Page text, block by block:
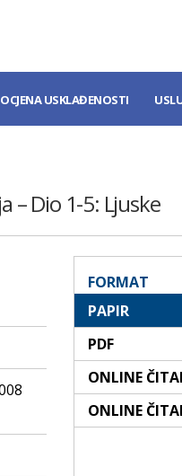
OCJENA USKLAĐENOSTI
– Dio 1-5: Ljuske
FORMAT
PAPIR
PDF
ONLINE
ONLINE